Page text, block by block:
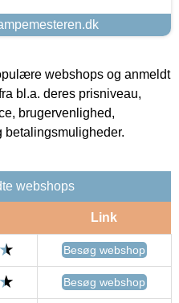
webshops og anmeldt
bl.a. deres prisniveau,
brugervenlighed,
betalingsmuligheder.
webshops
Link
Besøg webshop
Besøg webshop